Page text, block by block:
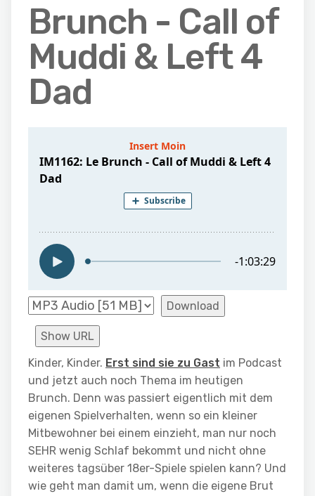
Brunch - Call of
Muddi & Left 4
Dad
Download
Show URL
Kinder, Kinder. Erst sind sie zu Gast im Podcast
und jetzt auch noch Thema im heutigen
Brunch. Denn was passiert eigentlich mit dem
eigenen Spielverhalten, wenn so ein kleiner
Mitbewohner bei einem einzieht, man nur noch
SEHR wenig Schlaf bekommt und nicht ohne
weiteres tagsüber 18er-Spiele spielen kann? Und
wie geht man damit um, wenn die eigene Brut